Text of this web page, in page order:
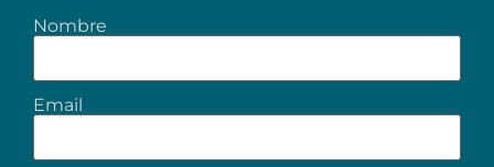
Nombre
Email